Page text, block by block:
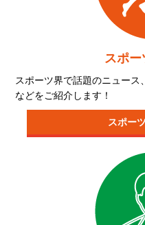
スポー
スポーツ界で話題のニュー
などをご紹介します！
スポー